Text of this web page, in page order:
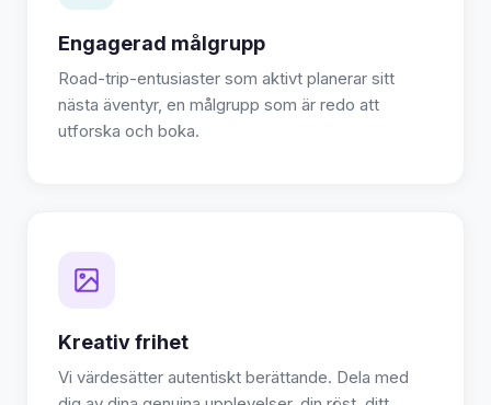
Engagerad målgrupp
Road-trip-entusiaster som aktivt planerar sitt
nästa äventyr, en målgrupp som är redo att
utforska och boka.
Kreativ frihet
Vi värdesätter autentiskt berättande. Dela med